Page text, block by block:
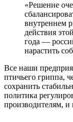
«Решение
внутреннем
действия
года —
нарастить
Все наши
птичьего гриппа,
сохранить
политика
производителям, и